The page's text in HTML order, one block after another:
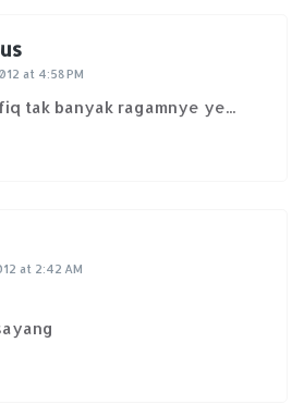
at 4:58 PM
tak banyak ragamnye ye...
at 2:42 AM